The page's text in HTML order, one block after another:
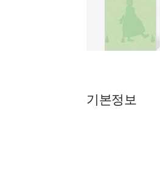
기본정보